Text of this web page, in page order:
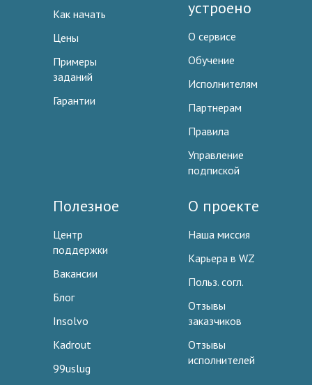
Как начать
Цены
Примеры
заданий
Гарантии
устроено
О сервисе
Обучение
Исполнителям
Партнерам
Правила
Управление
подпиской
Полезное
Центр
поддержки
Вакансии
Блог
Insolvo
Kadrout
99uslug
О проекте
Наша миссия
Карьера в WZ
Польз. согл.
Отзывы
заказчиков
Отзывы
исполнителей